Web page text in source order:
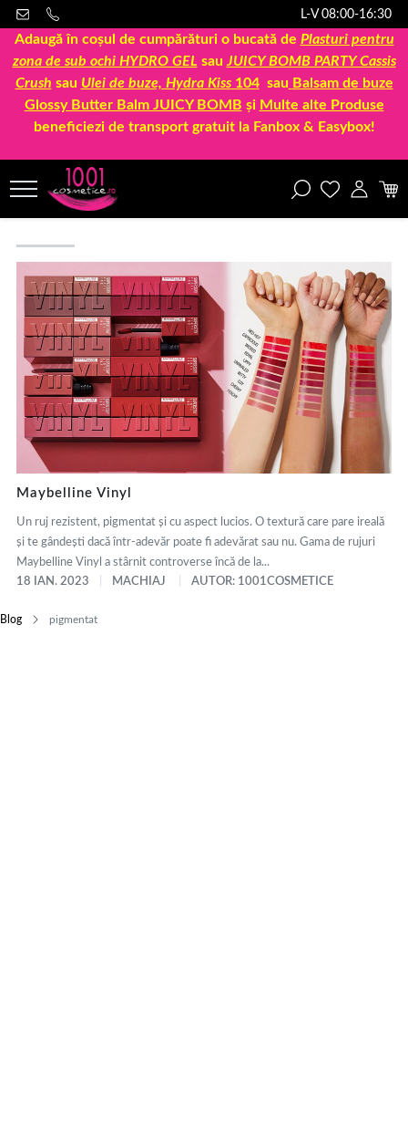
L-V 08:00-16:30
Adaugă în coșul de cumpărături o bucată de Plasturi pentru
zona de sub ochi HYDRO GEL sau JUICY BOMB PARTY Cassis
Crush sau Ulei de buze, Hydra Kiss 104sau Balsam de buze
Glossy Butter Balm JUICY BOMB și Multe alte Produse
beneficiezi de transport gratuit la Fanbox & Easybox!
Blog pigmentat
Maybelline Vinyl
Un ruj rezistent, pigmentat și cu aspect lucios. O textură care pare ireală
și te gândești dacă într-adevăr poate fi adevărat sau nu. Gama de rujuri
Maybelline Vinyl a stârnit controverse încă de la...
18 IAN. 2023
MACHIAJ AUTOR: 1001COSMETICE